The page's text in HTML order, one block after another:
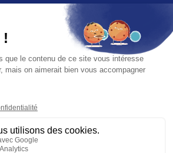
,Fleischmann,KIBRI,LGB,PECO
revendeurs des maquettesHELLER
, ZVEZDA
référence ?
ferroviaires